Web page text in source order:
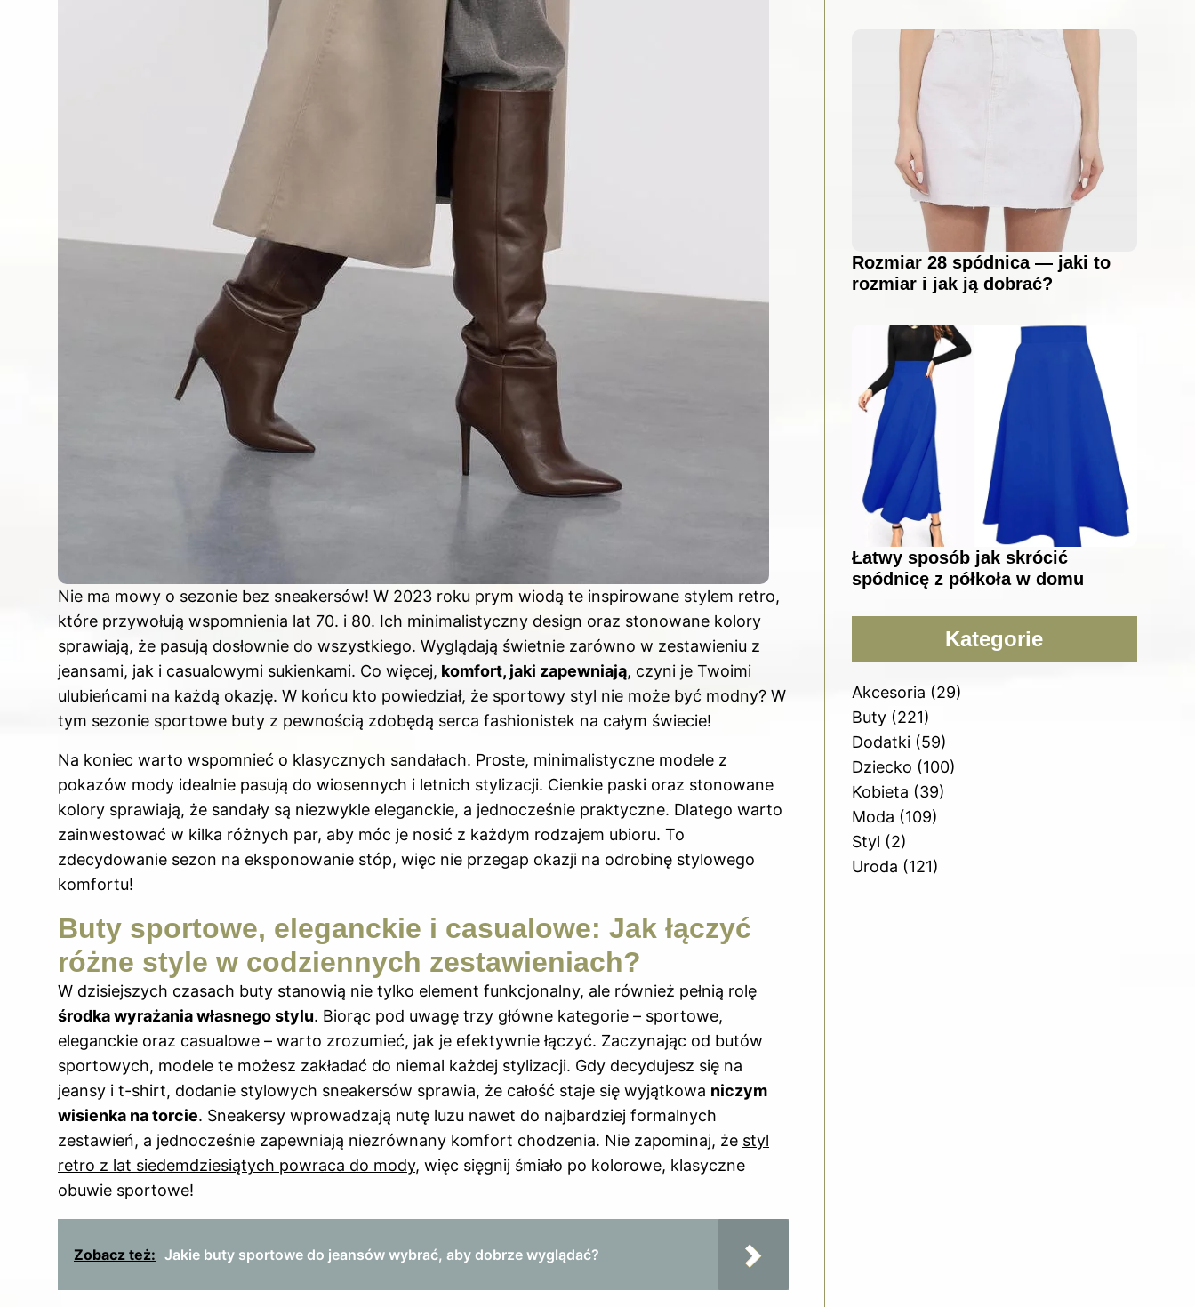
Nie ma mowy o sezonie bez sneakersów! W 2023 roku prym wiodą te inspirowane stylem retro,
które przywołują wspomnienia lat 70. i 80. Ich minimalistyczny design oraz stonowane kolory
sprawiają, że pasują dosłownie do wszystkiego. Wyglądają świetnie zarówno w zestawieniu z
jeansami, jak i casualowymi sukienkami. Co więcej, komfort, jaki zapewniają, czyni je Twoimi
ulubieńcami na każdą okazję. W końcu kto powiedział, że sportowy styl nie może być modny? W
tym sezonie sportowe buty z pewnością zdobędą serca fashionistek na całym świecie!
Na koniec warto wspomnieć o klasycznych sandałach. Proste, minimalistyczne modele z
pokazów mody idealnie pasują do wiosennych i letnich stylizacji. Cienkie paski oraz stonowane
kolory sprawiają, że sandały są niezwykle eleganckie, a jednocześnie praktyczne. Dlatego warto
zainwestować w kilka różnych par, aby móc je nosić z każdym rodzajem ubioru. To
zdecydowanie sezon na eksponowanie stóp, więc nie przegap okazji na odrobinę stylowego
komfortu!
Buty sportowe, eleganckie i casualowe: Jak łączyć
różne style w codziennych zestawieniach?
W dzisiejszych czasach buty stanowią nie tylko element funkcjonalny, ale również pełnią rolę
środka wyrażania własnego stylu. Biorąc pod uwagę trzy główne kategorie – sportowe,
eleganckie oraz casualowe – warto zrozumieć, jak je efektywnie łączyć. Zaczynając od butów
sportowych, modele te możesz zakładać do niemal każdej stylizacji. Gdy decydujesz się na
jeansy i t-shirt, dodanie stylowych sneakersów sprawia, że całość staje się wyjątkowa niczym
wisienka na torcie. Sneakersy wprowadzają nutę luzu nawet do najbardziej formalnych
zestawień, a jednocześnie zapewniają niezrównany komfort chodzenia. Nie zapominaj, że styl
retro z lat siedemdziesiątych powraca do mody, więc sięgnij śmiało po kolorowe, klasyczne
obuwie sportowe!
Zobacz też: Jakie buty sportowe do jeansów wybrać, aby dobrze wyglądać?
Rozmiar 28 spódnica — jaki to
rozmiar i jak ją dobrać?
Łatwy sposób jak skrócić
spódnicę z półkoła w domu
Kategorie
Akcesoria (29)
Buty(221)
Dodatki(59)
Dziecko (100)
Kobieta (39)
Moda (109)
Styl (2)
Uroda (121)